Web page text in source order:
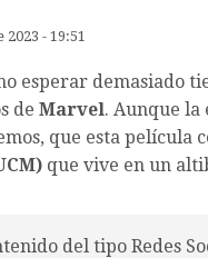
2023 - 19:51
esperar demasiado
de Marvel. Aunque la
que esta película
que vive en un
del tipo Redes